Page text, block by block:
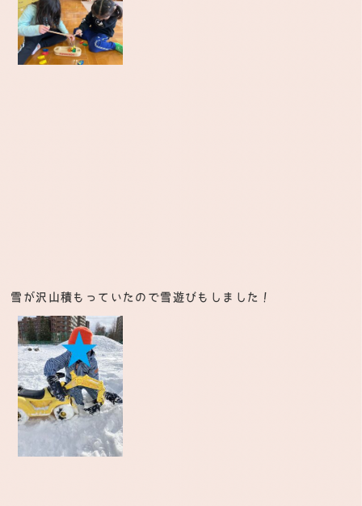
雪が沢山積もっていたので雪遊びもしました！